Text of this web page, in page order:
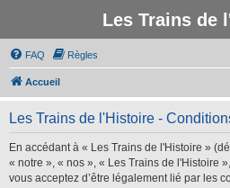
Les Trains de
FAQ Règles
Accueil
Les Trains de l'Histoire -
En accédant à « Les Trains de l'Histoire »
« notre », « nos », « Les Trains de l'Histoire
vous acceptez d’être légalement lié par les